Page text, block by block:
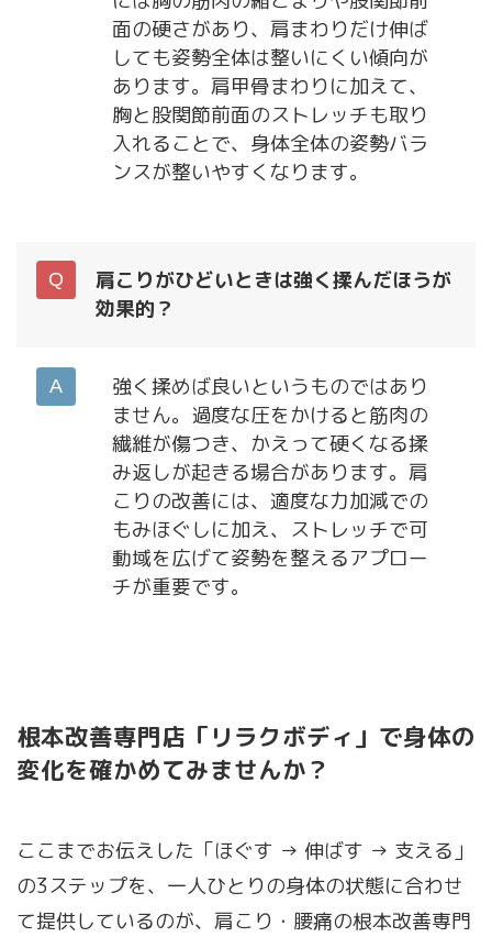
面の硬さがあり、肩まわりだけ伸ば
しても姿勢全体は整いにくい傾向が
あります。肩甲骨まわりに加えて、
胸と股関節前面のストレッチも取り
入れることで、身体全体の姿勢バラ
ンスが整いやすくなります。
肩こりがひどいときは強く揉んだほうが
効果的？
強く揉めば良いというものではあり
ません。過度な圧をかけると筋肉の
繊維が傷つき、かえって硬くなる揉
み返しが起きる場合があります。肩
こりの改善には、適度な力加減での
もみほぐしに加え、ストレッチで可
動域を広げて姿勢を整えるアプロー
チが重要です。
根本改善専門店「リラクボディ」で身体の
変化を確かめてみませんか？
ここまでお伝えした「ほぐす → 伸ばす → 支える」
の3ステップを、一人ひとりの身体の状態に合わせ
て提供しているのが、肩こり・腰痛の根本改善専門